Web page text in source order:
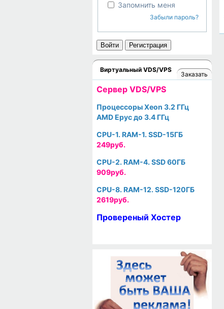
Запомнить меня
Забыли пароль?
Войти Регистрация
Виртуальный VDS/VPS
Заказать
Cервер VDS/VPS
Процессоры Xeon 3.2 ГГц
AMD Epyc до 3.4 ГГц
CPU-1. RAM-1. SSD-15ГБ
249руб.
CPU-2. RAM-4. SSD 60ГБ
909руб.
CPU-8. RAM-12. SSD-120ГБ
2619руб.
Провереный Хостер